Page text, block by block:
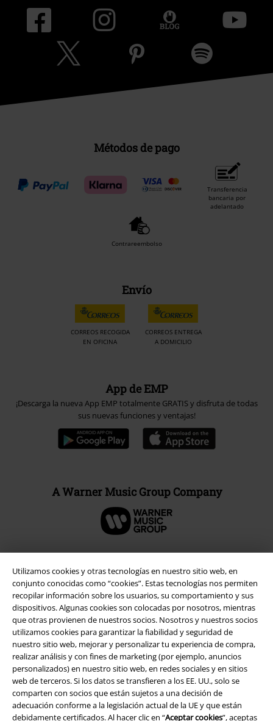
Utilizamos cookies y otras tecnologías en nuestro sitio web, en
conjunto conocidas como “cookies”. Estas tecnologías nos permiten
recopilar información sobre los usuarios, su comportamiento y sus
dispositivos. Algunas cookies son colocadas por nosotros, mientras
que otras provienen de nuestros socios. Nosotros y nuestros socios
utilizamos cookies para garantizar la fiabilidad y seguridad de
nuestro sitio web, mejorar y personalizar tu experiencia de compra,
realizar análisis y con fines de marketing (por ejemplo, anuncios
personalizados) en nuestro sitio web, en redes sociales y en sitios
web de terceros. Si los datos se transfieren a los EE. UU., solo se
comparten con socios que están sujetos a una decisión de
adecuación conforme a la legislación actual de la UE y que están
debidamente certificados. Al hacer clic en “Aceptar cookies”, aceptas
Métodos de pago
Transferencia
bancaria por
adelantado
Contrareembolso
Envío
CORREOS RECOGIDA
EN OFICINA
CORREOS ENTREGA
A DOMICILIO
App de EMP
¡Descarga la nueva App EMP totalmente GRATIS y disfruta de todas
sus nuevas funciones y ventajas!
A Warner Music Group Company
Seguridad